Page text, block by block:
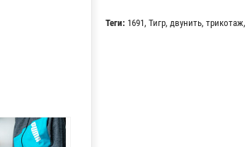
Теги: 1691 , Тигр, двунить, трикотаж,